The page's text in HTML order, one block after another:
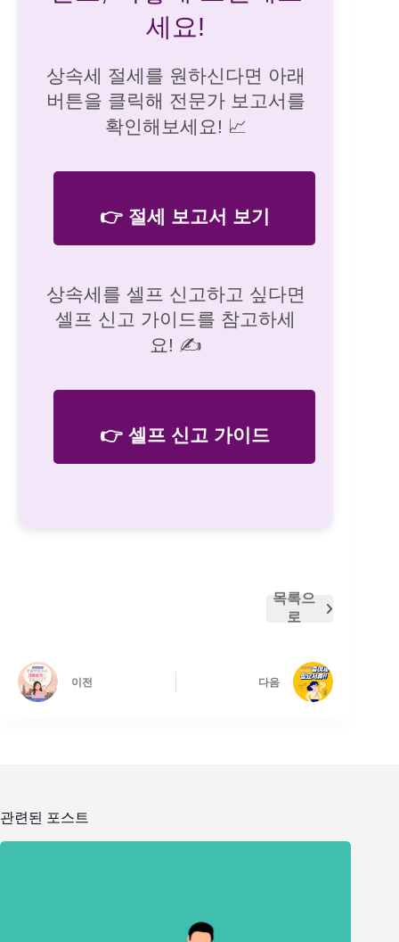
세요!
상속세 절세를 원하신다면 아래
버튼을 클릭해 전문가 보고서를
확인해보세요! 📈
👉 절세 보고서 보기
상속세를 셀프 신고하고 싶다면
셀프 신고 가이드를 참고하세
요! ✍️
👉 셀프 신고 가이드
목록으
로
이전 다음
관련된 포스트